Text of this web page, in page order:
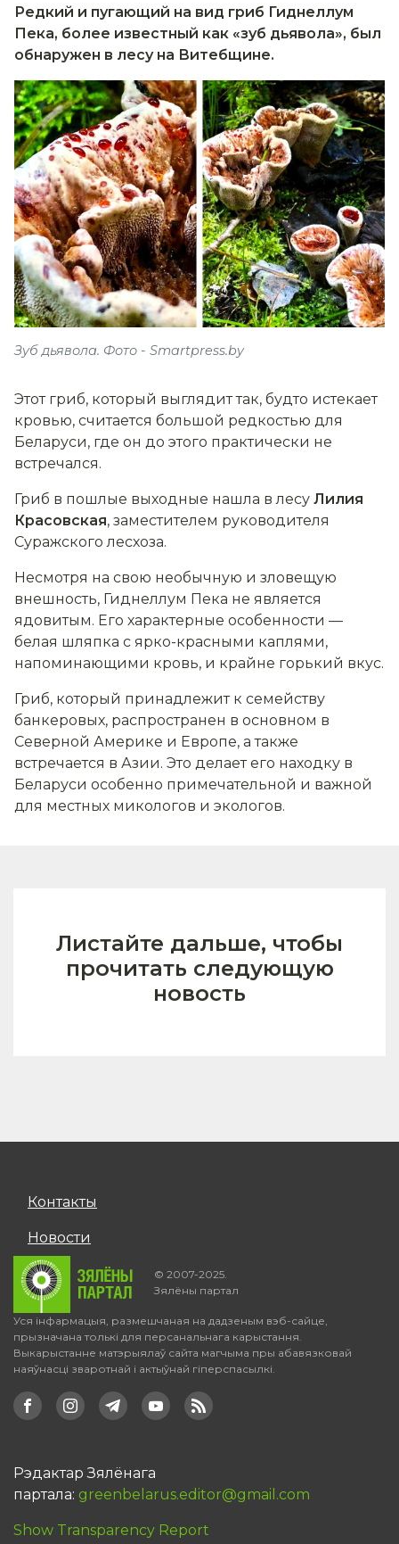
Редкий и пугающий на вид гриб Гиднеллум
Пека, более известный как «зуб дьявола», был
обнаружен в лесу на Витебщине.
Зуб дьявола. Фото - Smartpress.by
Этот гриб, который выглядит так, будто истекает
кровью, считается большой редкостью для
Беларуси, где он до этого практически не
встречался.
Гриб в пошлые выходные нашла в лесу Лилия
Красовская, заместителем руководителя
Суражского лесхоза.
Несмотря на свою необычную и зловещую
внешность, Гиднеллум Пека не является
ядовитым. Его характерные особенности —
белая шляпка с ярко-красными каплями,
напоминающими кровь, и крайне горький вкус.
Гриб, который принадлежит к семейству
банкеровых, распространен в основном в
Северной Америке и Европе, а также
встречается в Азии. Это делает его находку в
Беларуси особенно примечательной и важной
для местных микологов и экологов.
Листайте дальше, чтобы
прочитать следующую
новость
Контакты
Новости
© 2007-2025.
Зялёны партал
Уся інфармацыя, размешчаная на дадзеным вэб-сайце,
прызначана толькі для персанальнага карыстання.
Выкарыстанне матэрыялаў сайта магчыма пры абавязковай
наяўнасці зваротнай і актыўнай гіперспасылкі.
Рэдактар Зялёнага
партала: greenbelarus.editor@gmail.com
Show Transparency Report